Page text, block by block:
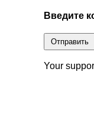
Введите
Отправить
Your